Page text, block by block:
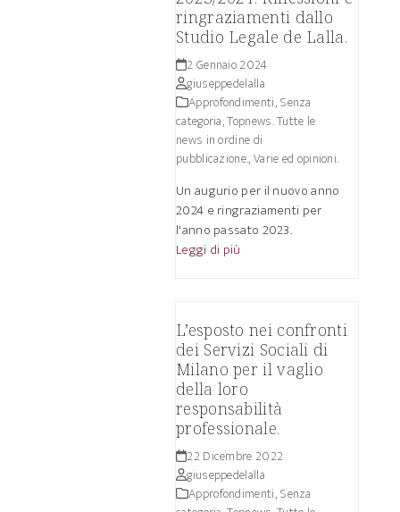
ringraziamenti dallo
Studio Legale de Lalla.
2 Gennaio 2024
giuseppedelalla
Approfondimenti,Senza
categoria,Topnews. Tutte le
news in ordine di
pubblicazione.,Varie ed opinioni.
Un augurio per il nuovo anno
2024 e ringraziamenti per
l'anno passato 2023.
Leggi di più
L’esposto nei confronti
dei Servizi Sociali di
Milano per il vaglio
della loro
responsabilità
professionale.
22 Dicembre 2022
giuseppedelalla
Approfondimenti,Senza